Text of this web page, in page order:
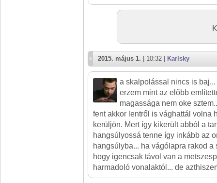
2015. május 1. | 10:32 | Karlsky
a skalpolással nincs is
erzem mint az előbb
magassága nem oke
fent akkor lentről is vághattál volna
kerüljön. Mert így kikerült abból a
hangsúlyossá tenne így inkább az
hangsúlyba... ha vágólapra rakod a
hogy igencsak távol van a
harmadoló vonalaktól... de